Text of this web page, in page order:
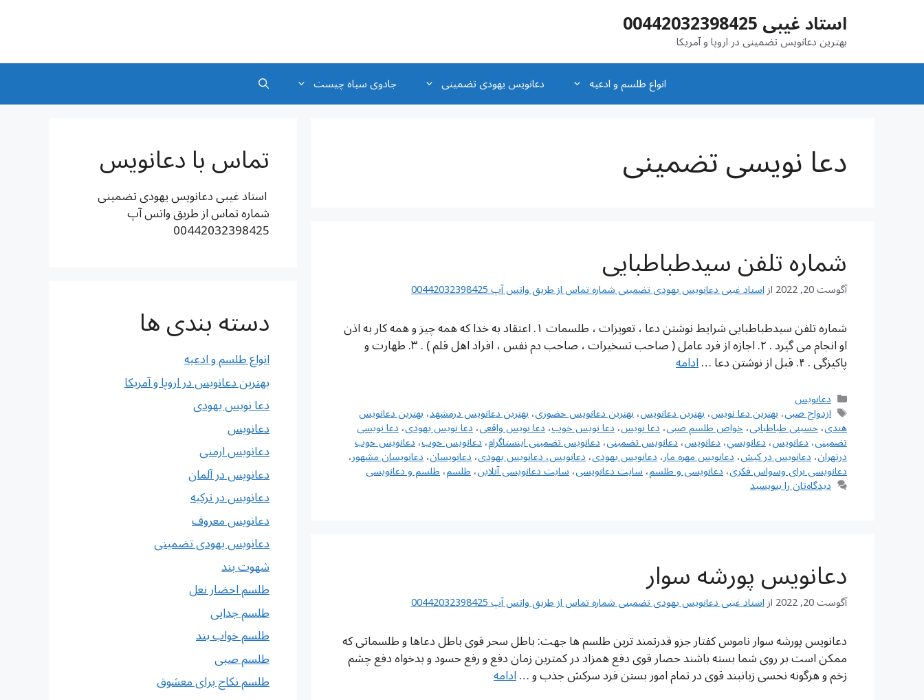
استاد غیبی 00442032398425
بهترین دعانویس تضمینی در اروپا و آمریکا
انواع طلسم و ادعیه
دعانویس یهودی تضمینی جادوی سیاه چیست
دعا نویسی تضمینی
شماره تلفن سیدطباطبایی
آگوست 20, 2022 ازاستاد غیبی دعانویس یهودی تضمینی شماره تماس از طریق واتس آپ 00442032398425
شماره تلفن سیدطباطبایی شرایط نوشتن دعا ، تعویزات ، طلسمات ۱. اعتقاد به خدا که همه چیز و همه کار به اذن
او انجام می گیرد . ۲. اجازه از فرد عامل ( صاحب تسخیرات ، صاحب دم نفس ، افراد اهل قلم ) . ۳. طهارت و
پاکیزگی . ۴. قبل از نوشتن دعا … ادامه
دسته‌ها
دعانویس
برچسب‌ها
ازدواج صبی،بهترین دعا نویس،بهترین دعانویس،بهترین دعانویس حضوری،بهترین دعانویس درمشهد،بهترین دعانویس
هندی،حسینی طباطبایی،خواص طلسم صبی،دعا نویس،دعا نویس خوب،دعا نویس واقعی،دعا نویس یهودی،دعا نویسی
تضمینی،دعانويس،دعانويسي،دعانویس،دعانویس تضمینی،دعانویس تضمینی اینستاگرام،دعانویس خوب،دعانویس خوب
درتهران،دعانویس در کیش،دعانویس مهره مار،دعانویس یهودی،دعانویس، دعانویس یهودی،دعانویسان،دعانویسان مشهور،
دعانویسی برای وسواس فکری،دعانویسی و طلسم،سایت دعانویسی،سایت دعانویسی آنلاین،طلسم،طلسم و دعانویسی
دیدگاه‌تان را بنویسید
دعانویس پورشه سوار
آگوست 20, 2022 ازاستاد غیبی دعانویس یهودی تضمینی شماره تماس از طریق واتس آپ 00442032398425
دعانویس پورشه سوار ناموس کفتار جزو قدرتمند ترین طلسم ها جهت: باطل سحر قوی باطل دعاها و طلسماتی که
ممکن است بر روی شما بسته باشند حصار قوی دفع همزاد در کمترین زمان دفع و رفع حسود و بدخواه دفع چشم
زخم و هرگونه نحسی زبانبند قوی در تمام امور بستن فرد سرکش جذب و …ادامه
تماس با دعانویس
استاد غیبی دعانویس یهودی تضمینی
شماره تماس از طریق واتس آپ
00442032398425
دسته بندی ها
انواع طلسم و ادعیه
بهترین دعانویس در اروپا و آمریکا
دعا نویس یهودی
دعانویس
دعانویس ارمنی
دعانویس در آلمان
دعانویس در ترکیه
دعانویس معروف
دعانویس یهودی تضمینی
شهوت بند
طلسم احضار نعل
طلسم جدایی
طلسم خواب بند
طلسم صبی
طلسم نکاح برای معشوق